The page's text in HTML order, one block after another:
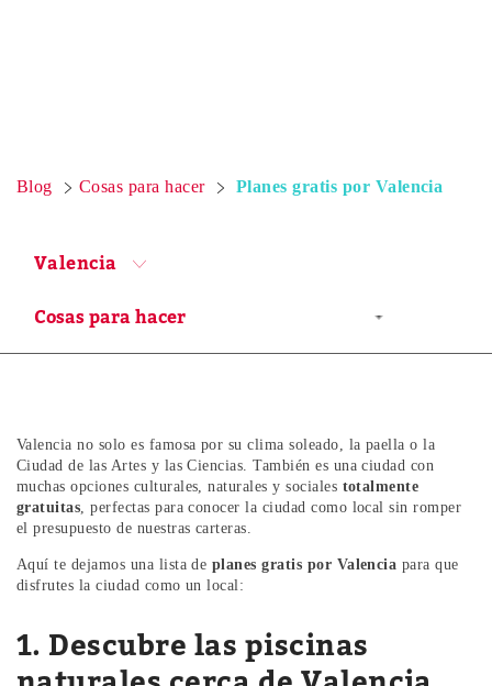
Blog Cosas para hacer Planes gratis por Valencia
Valencia
Valencia no solo es famosa por su clima soleado, la paella o la
Ciudad de las Artes y las Ciencias. También es una ciudad con
muchas opciones culturales, naturales y sociales totalmente
gratuitas , perfectas para conocer la ciudad como local sin romper
el presupuesto de nuestras carteras.
Aquí te dejamos una lista de planes gratis por Valencia para que
disfrutes la ciudad como un local:
1. Descubre las piscinas